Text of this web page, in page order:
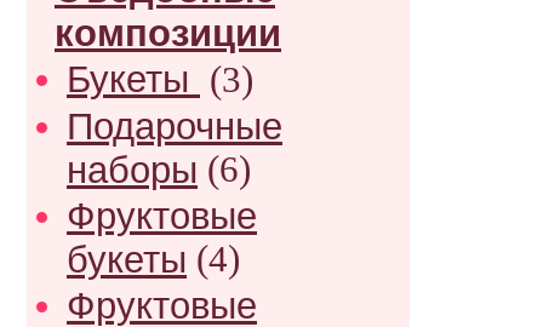
композиции
Букеты (3)
Подарочные
наборы (6)
Фруктовые
букеты (4)
Фруктовые